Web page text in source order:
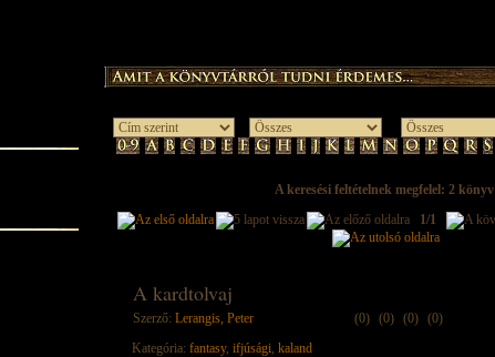
A keresési feltételnek megfelel: 2 könyv
1/1
A kardtolvaj
Szerző: Lerangis, Peter (0) (0) (0) (0)
Kategória: fantasy, ifjúsági, kaland